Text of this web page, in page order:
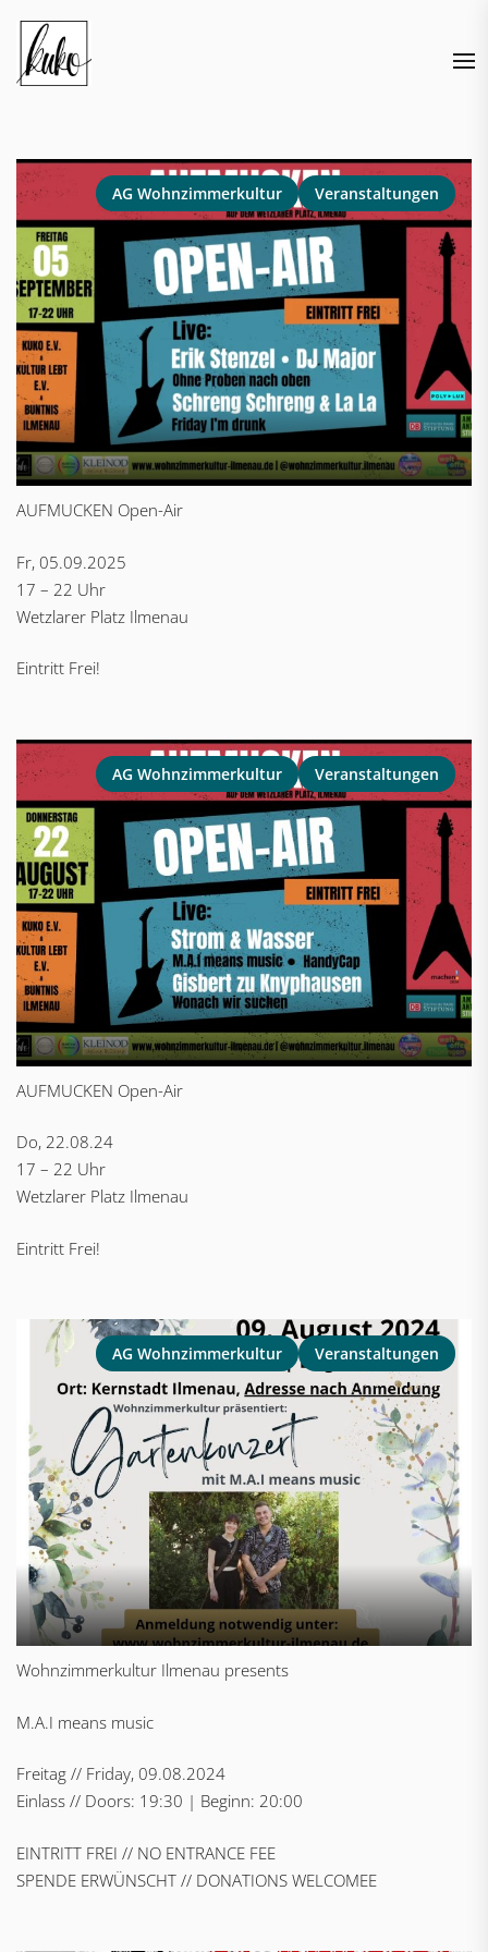
content
AG Wohnzimmerkultur Veranstaltungen
AUFMUCKEN Open-Air
Fr, 05.09.2025
17 – 22 Uhr
Wetzlarer Platz Ilmenau
Eintritt Frei!
AG Wohnzimmerkultur Veranstaltungen
AUFMUCKEN Open-Air
Do, 22.08.24
17 – 22 Uhr
Wetzlarer Platz Ilmenau
Eintritt Frei!
AG Wohnzimmerkultur Veranstaltungen
Wohnzimmerkultur Ilmenau presents
M.A.I means music
Freitag // Friday, 09.08.2024
Einlass // Doors: 19:30 | Beginn: 20:00
EINTRITT FREI // NO ENTRANCE FEE
SPENDE ERWÜNSCHT // DONATIONS WELCOMEE